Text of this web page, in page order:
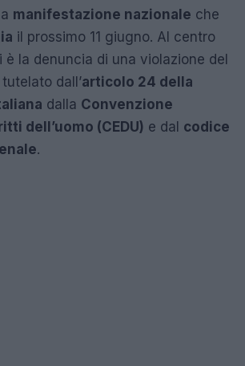
manifestazione nazionale che
il prossimo 11 giugno. Al centro
la denuncia di una violazione del
dall’articolo 24 della
dalla Convenzione
dell’uomo (CEDU) e dal codice
.